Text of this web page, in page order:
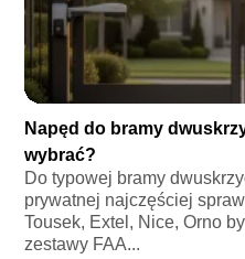
Napęd do bramy
wybrać?
Do typowej bramy
prywatnej najczęściej
Tousek, Extel, Nice, Orno
zestawy FAA...